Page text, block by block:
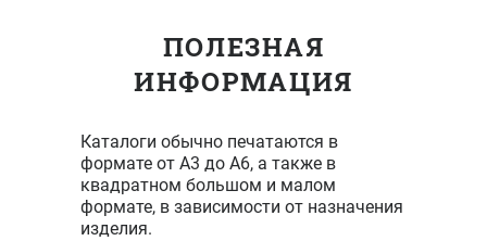
ламинация
брошюровка
- КБС
Формат
210*297 мм,
блок -
мелованная
ПОЛЕЗНАЯ
ИНФОРМАЦИЯ
Каталоги обычно печатаются в
формате от А3 до А6, а также в
квадратном большом и малом
формате, в зависимости от назначения
изделия.